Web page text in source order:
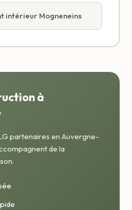
intérieur Mogneneins
à
partenaires en Auvergne-
de la